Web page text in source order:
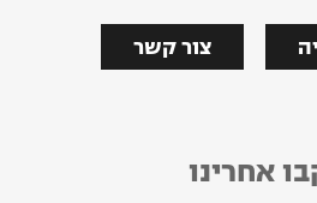
צור קשר
אחרינו